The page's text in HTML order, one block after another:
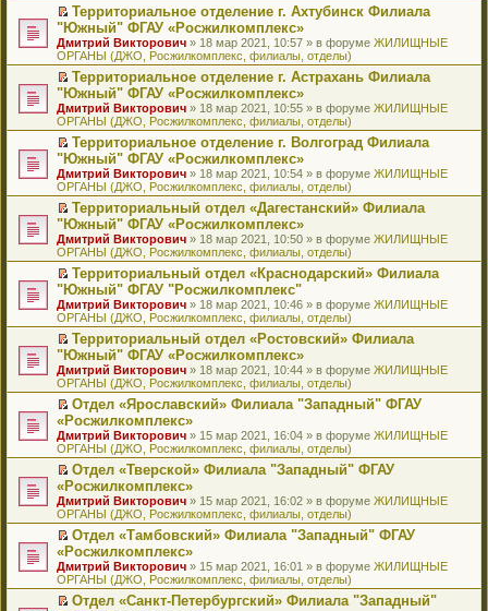
е
н
и
ю
с
о
о
б
щ
е
н
и
ю
н
н
о
м
у
с
о
о
б
щ
е
н
и
ю
о
ч
и
т
а
н
н
о
м
у
с
о
о
б
щ
е
н
и
ю
у
н
е
п
р
о
ч
и
т
а
н
н
о
м
у
с
о
о
б
щ
е
н
и
ю
е
р
в
о
м
у
н
е
п
р
о
ч
и
т
а
н
н
о
м
у
с
о
о
б
щ
е
н
и
ю
й
т
и
к
п
е
р
в
о
м
у
н
е
п
р
о
ч
и
т
а
н
н
о
м
у
с
о
о
б
щ
е
н
ю
П
е
р
е
й
т
и
к
п
е
р
в
о
м
у
н
е
п
р
о
ч
и
т
а
н
н
о
м
у
с
о
б
щ
е
н
ю
Территориальное отделение г. Ахтубинск Филиала
"Южный" ФГАУ «Росжилкомплекс»
Дмитрий Викторович » 18 мар 2021, 10:57 » в форуме ЖИЛИЩНЫЕ
ОРГАНЫ (ДЖО, Росжилкомплекс, филиалы, отделы)
П
е
р
е
й
т
и
к
п
е
р
в
о
м
у
н
е
п
р
о
ч
и
т
а
н
н
м
у
с
о
б
щ
е
н
ю
Территориальное отделение г. Астрахань Филиала
"Южный" ФГАУ «Росжилкомплекс»
Дмитрий Викторович » 18 мар 2021, 10:55 » в форуме ЖИЛИЩНЫЕ
ОРГАНЫ (ДЖО, Росжилкомплекс, филиалы, отделы)
П
е
р
е
й
т
и
к
п
е
р
в
о
м
у
н
е
п
р
о
ч
т
а
н
н
м
у
с
о
б
щ
е
Территориальное отделение г. Волгоград Филиала
"Южный" ФГАУ «Росжилкомплекс»
Дмитрий Викторович » 18 мар 2021, 10:54 » в форуме ЖИЛИЩНЫЕ
ОРГАНЫ (ДЖО, Росжилкомплекс, филиалы, отделы)
П
е
р
е
й
т
и
к
п
е
р
в
о
м
у
н
п
р
о
ч
т
а
н
н
м
у
с
Территориальный отдел «Дагестанский» Филиала
"Южный" ФГАУ «Росжилкомплекс»
Дмитрий Викторович » 18 мар 2021, 10:50 » в форуме ЖИЛИЩНЫЕ
ОРГАНЫ (ДЖО, Росжилкомплекс, филиалы, отделы)
П
е
р
е
й
т
и
к
п
е
р
о
м
у
н
п
р
о
ч
т
а
н
Территориальный отдел «Краснодарский» Филиала
"Южный" ФГАУ "Росжилкомплекс"
Дмитрий Викторович » 18 мар 2021, 10:46 » в форуме ЖИЛИЩНЫЕ
ОРГАНЫ (ДЖО, Росжилкомплекс, филиалы, отделы)
П
е
р
е
й
т
к
п
е
р
о
м
у
н
п
р
о
Территориальный отдел «Ростовский» Филиала
"Южный" ФГАУ «Росжилкомплекс»
Дмитрий Викторович » 18 мар 2021, 10:44 » в форуме ЖИЛИЩНЫЕ
ОРГАНЫ (ДЖО, Росжилкомплекс, филиалы, отделы)
П
р
е
й
т
к
п
е
р
о
м
у
Отдел «Ярославский» Филиала "Западный" ФГАУ
«Росжилкомплекс»
Дмитрий Викторович » 15 мар 2021, 16:04 » в форуме ЖИЛИЩНЫЕ
ОРГАНЫ (ДЖО, Росжилкомплекс, филиалы, отделы)
П
р
е
й
т
к
п
е
Отдел «Тверской» Филиала "Западный" ФГАУ
«Росжилкомплекс»
Дмитрий Викторович » 15 мар 2021, 16:02 » в форуме ЖИЛИЩНЫЕ
ОРГАНЫ (ДЖО, Росжилкомплекс, филиалы, отделы)
П
р
е
й
Отдел «Тамбовский» Филиала "Западный" ФГАУ
«Росжилкомплекс»
Дмитрий Викторович » 15 мар 2021, 16:01 » в форуме ЖИЛИЩНЫЕ
ОРГАНЫ (ДЖО, Росжилкомплекс, филиалы, отделы)
Отдел «Санкт-Петербургский» Филиала "Западный"